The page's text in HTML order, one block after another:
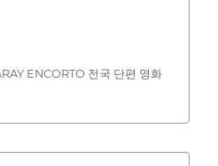
ENCORTO 전국 단편 영화